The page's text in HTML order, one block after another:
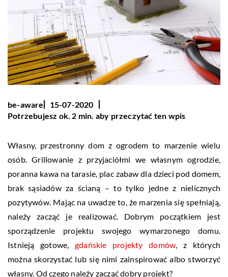
be-aware
15-07-2020
Potrzebujesz ok. 2 min. aby przeczytać ten wpis
Własny, przestronny dom z ogrodem to marzenie wielu
osób. Grillowanie z przyjaciółmi we własnym ogrodzie,
poranna kawa na tarasie, plac zabaw dla dzieci pod domem,
brak sąsiadów za ścianą – to tylko jedne z nielicznych
pozytywów. Mając na uwadze to, że marzenia się spełniają,
należy zacząć je realizować. Dobrym początkiem jest
sporządzenie projektu swojego wymarzonego domu.
Istnieją gotowe, gdańskie projekty domów , z których
można skorzystać lub się nimi zainspirować albo stworzyć
własny. Od czego należy zacząć dobry projekt?